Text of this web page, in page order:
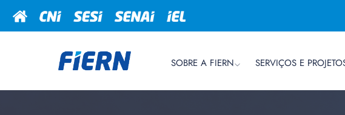
SOBRE A FIERN SERVIÇOS E